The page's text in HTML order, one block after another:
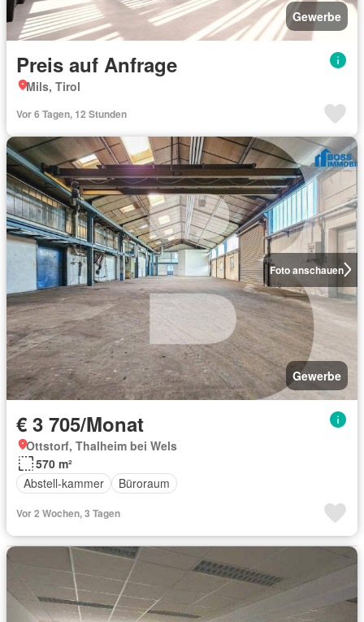
Gewerbe
Preis auf Anfrage
Mils, Tirol
Vor 6 Tagen, 12 Stunden
Foto anschauen
Gewerbe
€ 3 705/Monat
Ottstorf, Thalheim bei Wels
570 m²
Abstell-kammer
Büroraum
Vor 2 Wochen, 3 Tagen